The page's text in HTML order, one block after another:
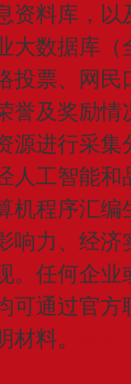
资料库，
大数据库
投票、网
誉及奖励
源进行采
人工智能
机程序汇
响力、经
。任何企
可通过官
料。